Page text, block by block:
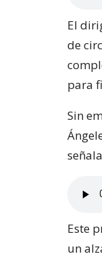
El
de
para
Sin
Este
un